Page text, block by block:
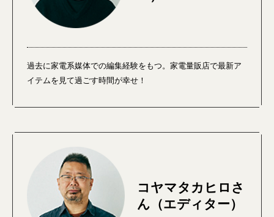
過去に家電系媒体での編集経験をもつ。家電量販店で最新ア
イテムを見て過ごす時間が幸せ！
コヤマタカヒロさ
ん（エディター）